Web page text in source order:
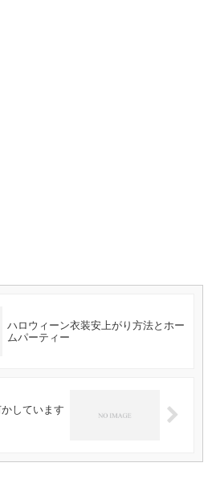
ハロウィーン衣装安上がり方法とホー
ムパーティー
しています